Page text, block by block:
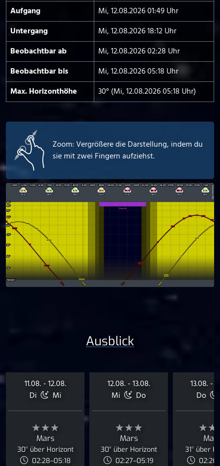
Aufgang
Mi, 12.08.2026 01:49 Uhr
Untergang
Mi, 12.08.2026 18:12 Uhr
Beobachtbar ab
Mi, 12.08.2026 02:28 Uhr
Beobachtbar bis
Mi, 12.08.2026 05:18 Uhr
Max. Horizont­höhe
30° (Mi, 12.08.2026 05:18 Uhr)
Zoom: Vergrößere die Darstellung, indem du
sie mit zwei Fingern aufziehst.
Ausblick
11.08. - 12.08.
Di
Mi
★★★
Mars
30° über Horizont
02:28–05:18
12.08. - 13.08.
Mi
Do
★★★
Mars
30° über Horizont
02:27–05:19
13.08. -
Do
31° über